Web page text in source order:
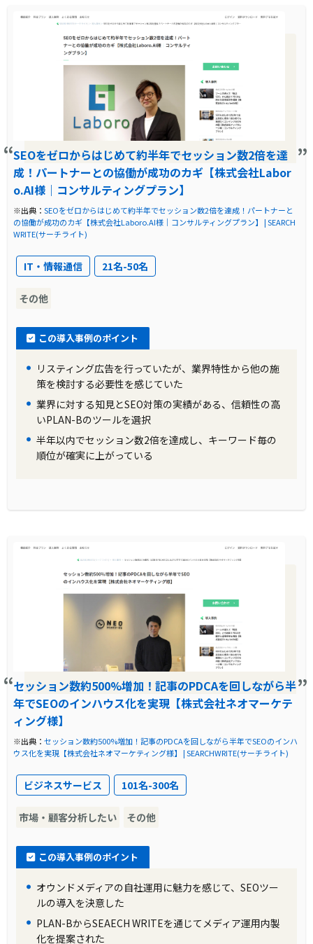
SEOをゼロからはじめて約半年でセッション数2倍を達
成！パートナーとの協働が成功のカギ【株式会社Labor
o.AI様｜コンサルティングプラン】
※出典：SEOをゼロからはじめて約半年でセッション数2倍を達成！パートナーと
の協働が成功のカギ【株式会社Laboro.AI様｜コンサルティングプラン】 | SEARCH
WRITE(サーチライト)
IT・情報通信 21名-50名
その他
この導入事例のポイント
リスティング広告を行っていたが、業界特性から他の施
策を検討する必要性を感じていた
業界に対する知見とSEO対策の実績がある、信頼性の高
いPLAN-Bのツールを選択
半年以内でセッション数2倍を達成し、キーワード毎の
順位が確実に上がっている
セッション数約500%増加！記事のPDCAを回しながら半
年でSEOのインハウス化を実現【株式会社ネオマーケテ
ィング様】
※出典：セッション数約500%増加！記事のPDCAを回しながら半年でSEOのインハ
ウス化を実現【株式会社ネオマーケティング様】 | SEARCHWRITE(サーチライト)
ビジネスサービス 101名-300名
市場・顧客分析したい その他
この導入事例のポイント
オウンドメディアの自社運用に魅力を感じて、SEOツー
ルの導入を決意した
PLAN-BからSEAECH WRITEを通じてメディア運用内製
化を提案された